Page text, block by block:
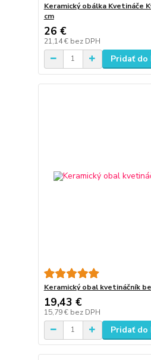
Keramický obálka Kvetináče
cm
26 €
21,14 € bez DPH
Pridať do
Keramický obal kvetináčník
19,43 €
15,79 € bez DPH
Pridať do